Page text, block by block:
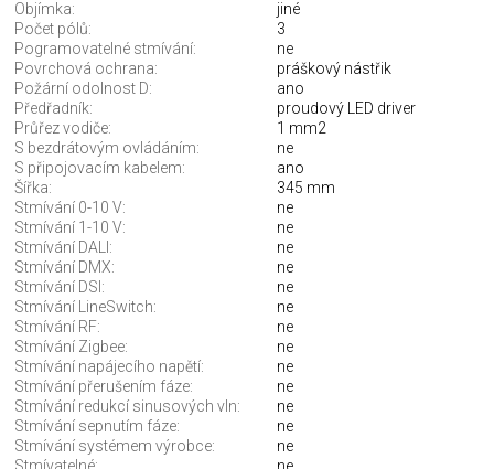
Objímka:
jiné
Počet pólů:
3
Pogramovatelné stmívání:
ne
Povrchová ochrana:
práškový nástřik
Požární odolnost D:
ano
Předřadník:
proudový LED driver
Průřez vodiče:
1 mm2
S bezdrátovým ovládáním:
ne
S připojovacím kabelem:
ano
Šířka:
345 mm
Stmívání 0-10 V:
ne
Stmívání 1-10 V:
ne
Stmívání DALI:
ne
Stmívání DMX:
ne
Stmívání DSI:
ne
Stmívání LineSwitch:
ne
Stmívání RF:
ne
Stmívání Zigbee:
ne
Stmívání napájecího napětí:
ne
Stmívání přerušením fáze:
ne
Stmívání redukcí sinusových vln:
ne
Stmívání sepnutím fáze:
ne
Stmívání systémem výrobce:
ne